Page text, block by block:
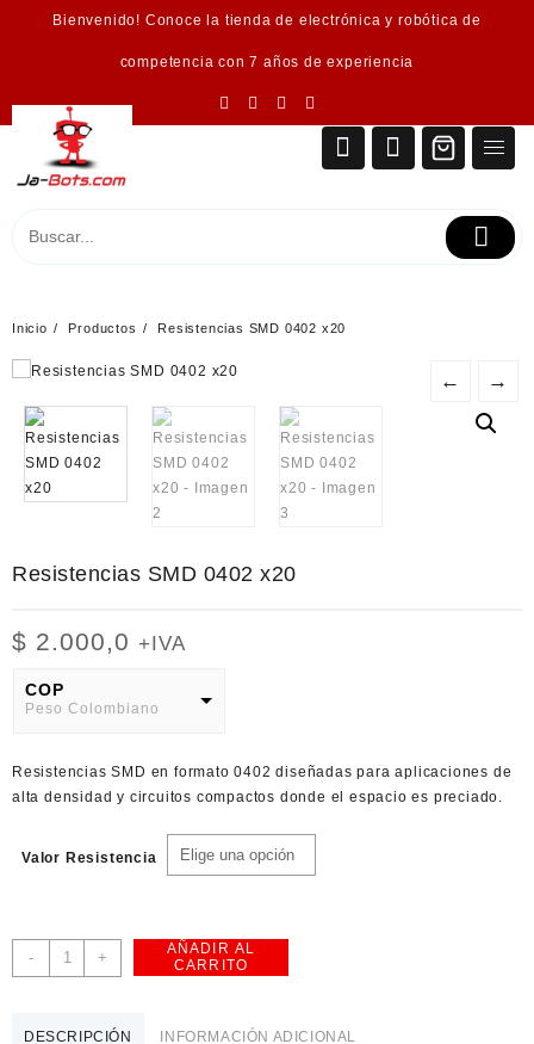
Bienvenido! Conoce la tienda de electrónica y robótica de
competencia con 7 años de experiencia
Inicio Productos Resistencias SMD 0402 x20
← →
Resistencias SMD 0402 x20
$ 2.000,0 +IVA
COP
Peso Colombiano
American Dollar
Resistencias SMD en formato 0402 diseñadas para aplicaciones de
alta densidad y circuitos compactos donde el espacio es preciado.
Valor Resistencia
-
Resistencias
SMD
+
AÑADIR AL
CARRITO
DESCRIPCIÓN INFORMACIÓN ADICIONAL